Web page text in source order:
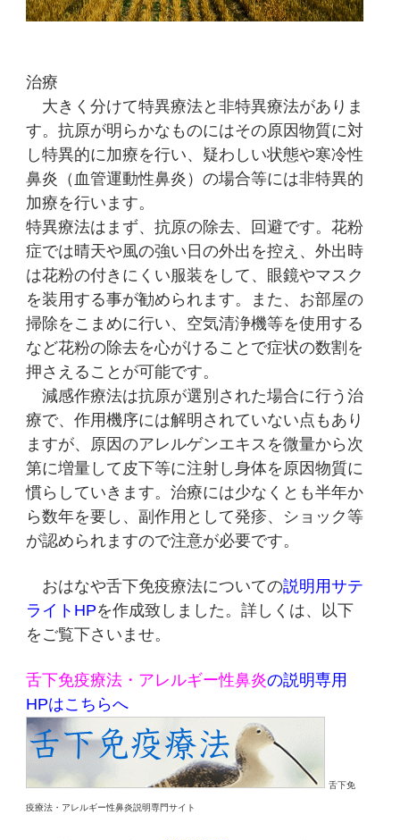
治療
大きく分けて特異療法と非特異療法がありま
す。抗原が明らかなものにはその原因物質に対
し特異的に加療を行い、疑わしい状態や寒冷性
鼻炎（血管運動性鼻炎）の場合等には非特異的
加療を行います。
特異療法はまず、抗原の除去、回避です。花粉
症では晴天や風の強い日の外出を控え、外出時
は花粉の付きにくい服装をして、眼鏡やマスク
を装用する事が勧められます。また、お部屋の
掃除をこまめに行い、空気清浄機等を使用する
など花粉の除去を心がけることで症状の数割を
押さえることが可能です。
減感作療法は抗原が選別された場合に行う治
療で、作用機序には解明されていない点もあり
ますが、原因のアレルゲンエキスを微量から次
第に増量して皮下等に注射し身体を原因物質に
慣らしていきます。治療には少なくとも半年か
ら数年を要し、副作用として発疹、ショック等
が認められますので注意が必要です。
おはなや舌下免疫療法についての説明用サテ
ライトHPを作成致しました。詳しくは、以下
をご覧下さいませ。
舌下免疫療法・アレルギー性鼻炎の説明専用
HPはこちらへ
舌下免
疫療法・アレルギー性鼻炎説明専門サイト